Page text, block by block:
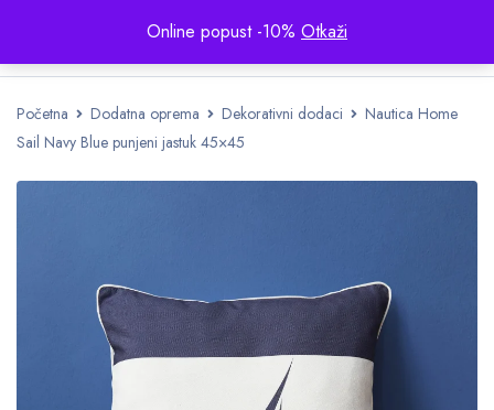
Online popust -10% Otkaži
Početna Dodatna oprema Dekorativni dodaci
Nautica Home
Sail Navy Blue punjeni jastuk 45×45